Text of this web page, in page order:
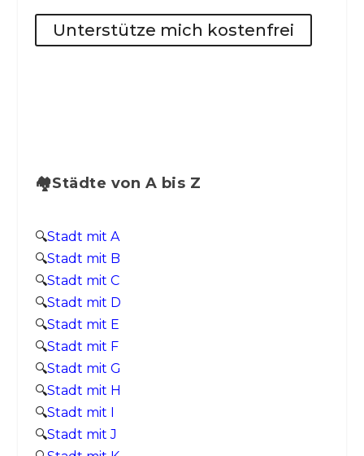
Unterstütze mich kostenfrei
🏘️Städte von A bis Z
🔍Stadt mit A
🔍Stadt mit B
🔍Stadt mit C
🔍Stadt mit D
🔍Stadt mit E
🔍Stadt mit F
🔍Stadt mit G
🔍Stadt mit H
🔍Stadt mit I
🔍Stadt mit J